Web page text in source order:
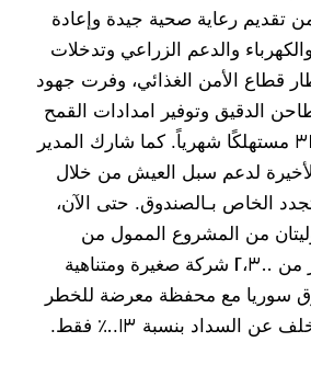
تقديم رعاية صحية جيدة وإعادة
والدعم الزراعي وتدخلات
قطاع الأمن الغذائي، وفرت جهود
الدقيق وتوفير امدادات القمح
الطري، الخبز لـ 32،680 مستهلكًا شهرياً. كما شارك المدير
لدعم سبل العيش من خلال
الخاص بـالصندوق. حتى الآن،
من المشروع الممول من
الصندوق قروضًا لأكثر من 2،300 شركة صغيرة ومتناهية
سوريا مع محفظة معرضة للخطر